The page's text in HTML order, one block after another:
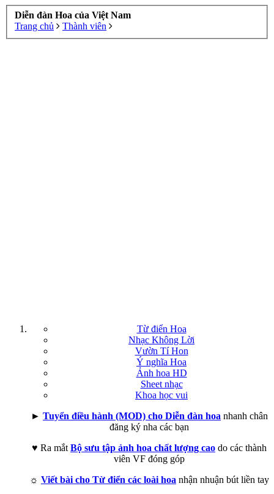
Diễn đàn Hoa của Việt Nam
Trang chủ
Thành viên
Từ điển Hoa
Nhạc Không Lời
Vườn Tí Hon
Ý nghĩa Hoa
Ảnh hoa HD
Sheet nhạc
Khoa học vui
► Tuyển điều hành (MOD) cho Diễn đàn hoa nhanh chân
đăng ký nha các bạn
♥ Ra mắt Bộ sưu tập ảnh hoa chất lượng cao do các thành
viên VF đóng góp
☼ Viết bài cho Từ điển các loài hoa nhận nhuận bút liền tay